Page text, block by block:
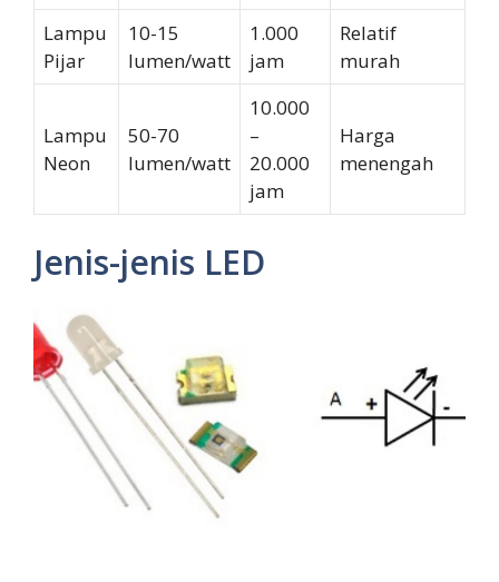
Lampu
Pijar
10-15
lumen/watt
1.000
jam
Relatif
murah
Lampu
Neon
50-70
lumen/watt
10.000
–
20.000
jam
Harga
menengah
Jenis-jenis LED